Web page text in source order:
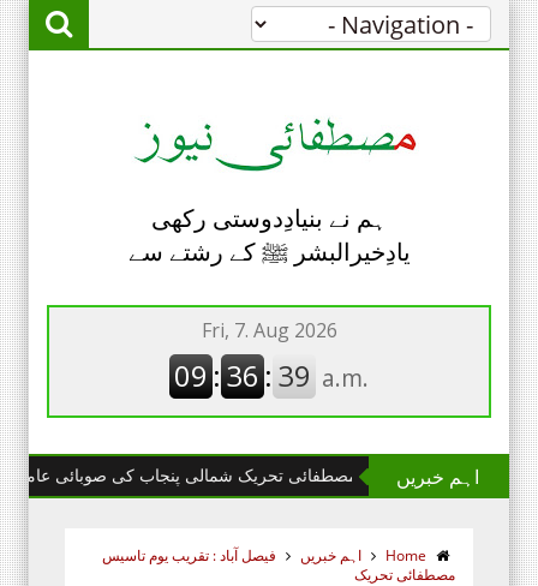
ہم نے بنیادِدوستی رکھی
یادِخیرالبشر ﷺ کے رشتے سے
اہم خبریں
:مصطفائی تحریک شمالی پنجاب کی صوبائی عامله کا چھٹا اجلاس
Home اہم خبریں
فیصل آباد : تقریب یوم تاسیس
مصطفائی تحریک